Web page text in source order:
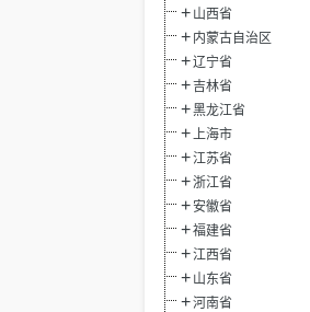
山西省
内蒙古自治区
辽宁省
吉林省
黑龙江省
上海市
江苏省
浙江省
安徽省
福建省
江西省
山东省
河南省